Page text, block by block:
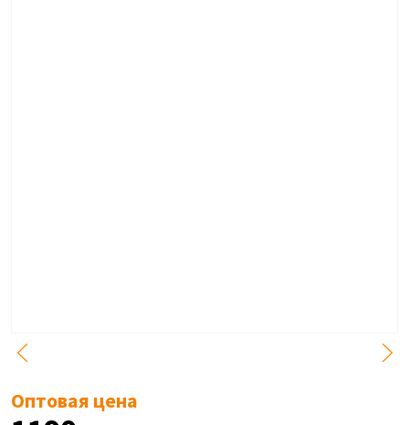
Оптовая цена